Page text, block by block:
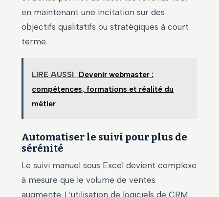
en maintenant une incitation sur des
objectifs qualitatifs ou stratégiques à court
terme.
LIRE AUSSI Devenir webmaster :
compétences, formations et réalité du
métier
Automatiser le suivi pour plus de
sérénité
Le suivi manuel sous Excel devient complexe
à mesure que le volume de ventes
augmente. L’utilisation de logiciels de CRM